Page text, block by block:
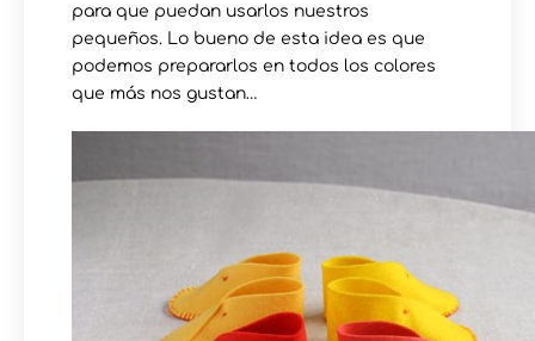
para que puedan usarlos nuestros
pequeños. Lo bueno de esta idea es que
podemos prepararlos en todos los colores
que más nos gustan…